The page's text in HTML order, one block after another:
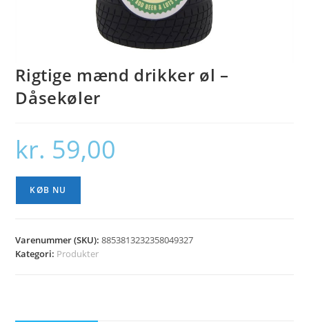
Rigtige mænd drikker øl –
Dåsekøler
kr. 59,00
KØB NU
Varenummer (SKU):8853813232358049327
Kategori: Produkter